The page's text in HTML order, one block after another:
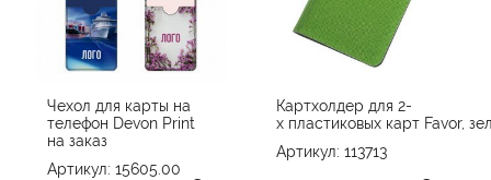
Чехол для карты на
телефон Devon Print
на заказ
Артикул: 15605.00
Картхолдер для 2-
х пластиковых карт Favor,
Артикул: 113713